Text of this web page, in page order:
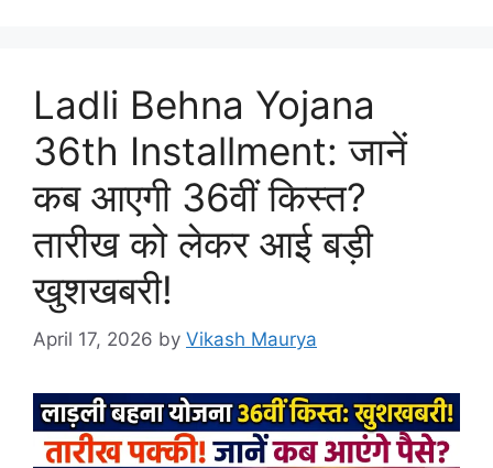
Ladli Behna Yojana
36th Installment: जानें
कब आएगी 36वीं किस्त?
तारीख को लेकर आई बड़ी
खुशखबरी!
April 17, 2026 by Vikash Maurya